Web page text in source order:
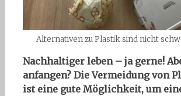
Alternativen zu Plastik sind nicht
Nachhaltiger leben – ja gerne!
anfangen? Die Vermeidung von
ist eine gute Möglichkeit, um